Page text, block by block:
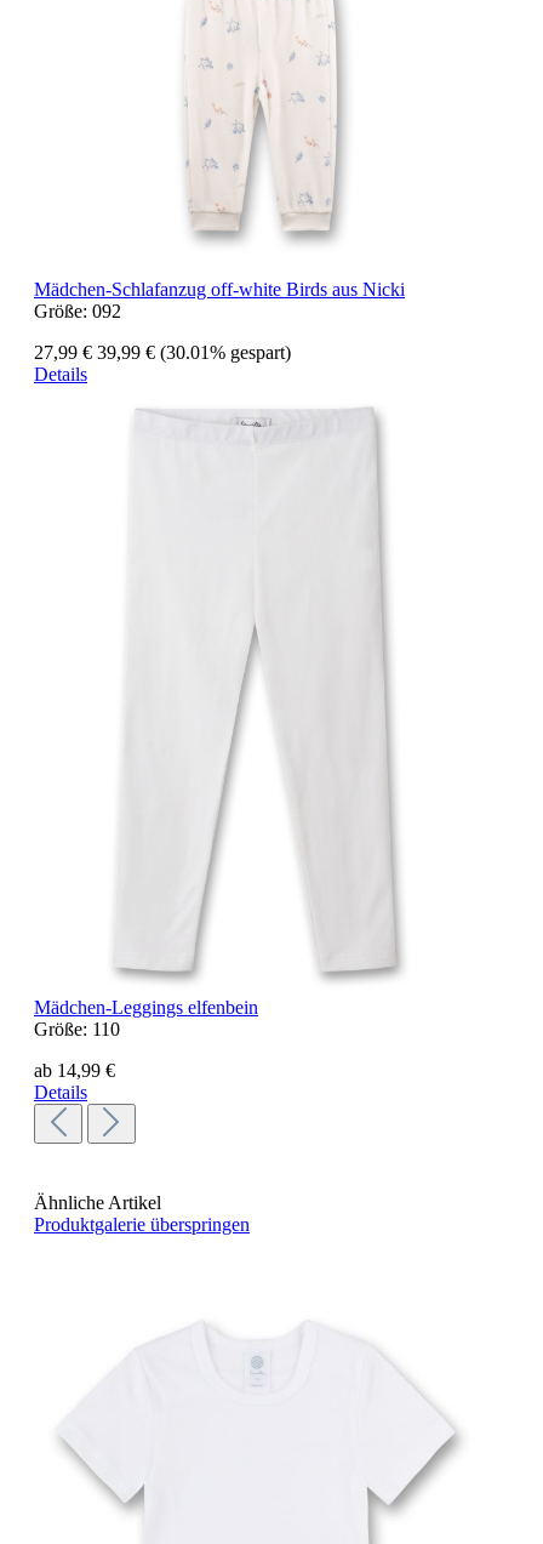
Mädchen-Schlafanzug off-white Birds aus Nicki
Größe: 092
27,99 € 39,99 € (30.01% gespart)
Details
Mädchen-Leggings elfenbein
Größe: 110
ab 14,99 €
Details
Ähnliche Artikel
Produktgalerie überspringen